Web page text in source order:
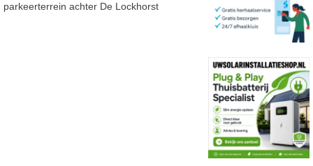
parkeerterrein achter De Lockhorst